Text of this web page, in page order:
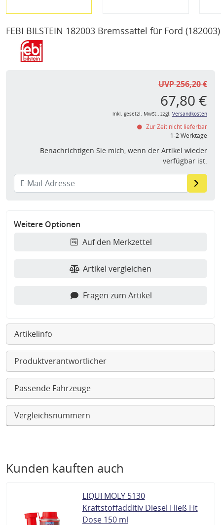
FEBI BILSTEIN 182003 Bremssattel für Ford (182003)
UVP 256,20 €
67,80 €
inkl. gesetzl. MwSt., zzgl. Versandkosten
Zur Zeit nicht lieferbar
1-2 Werktage
Benachrichtigen Sie mich, wenn der Artikel wieder
verfügbar ist.
Weitere Optionen
Auf den Merkzettel
Artikel vergleichen
Fragen zum Artikel
Artikelinfo
Produktverantwortlicher
Passende Fahrzeuge
Vergleichsnummern
Kunden kauften auch
LIQUI MOLY 5130
Kraftstoffadditiv Diesel Fließ Fit
Dose 150 ml